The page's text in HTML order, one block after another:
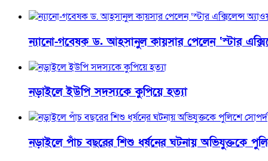
ন্যানো-গবেষক ড. আহসানুল কায়সার পেলেন ‘স্টার
নড়াইলে ইউপি সদস্যকে কুপিয়ে হত্যা
নড়াইলে পাঁচ বছরের শিশু ধর্ষনের ঘটনায় অভিযুক্তকে